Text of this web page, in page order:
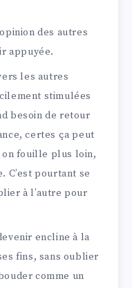
des autres
appuyée.
les autres
stimulées
besoin de retour
certes ça peut
fouille plus loin,
C’est pourtant se
à l’autre pour
encline à la
fins, sans oublier
comme un